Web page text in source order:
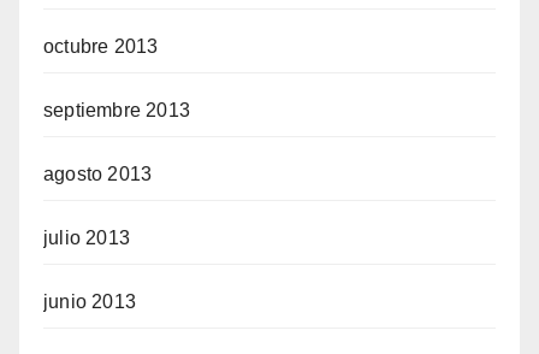
octubre 2013
septiembre 2013
agosto 2013
julio 2013
junio 2013